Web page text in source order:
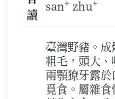
讀
san+ zhu+
臺灣野豬。
粗毛，頭大
兩顎獠牙露
覓食。屬雜